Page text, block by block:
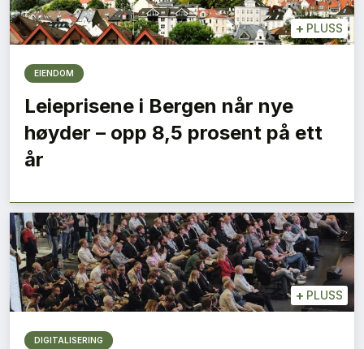
+ PLUSS
EIENDOM
Leieprisene i Bergen når nye
høyder – opp 8,5 prosent på ett
år
+ PLUSS
DIGITALISERING